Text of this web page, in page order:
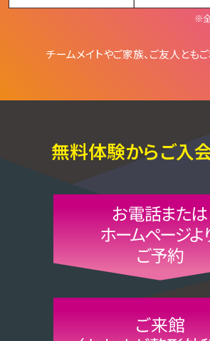
チームメイトやご家族、ご友人ともご
無料体験からご入